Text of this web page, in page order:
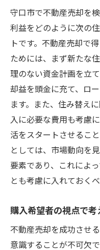
守口市で不動産売却を
利益をどのように次の
トです。不動産売却で
ためには、まず新たな
理のない資金計画を立
却益を頭金に充て、ロ
ます。また、住み替え
入に必要な費用も考慮
活をスタートさせるこ
としては、市場動向を
要素であり、これによ
とも考慮に入れておくべ
購入希望者の視点で
不動産売却を成功させ
意識することが不可欠